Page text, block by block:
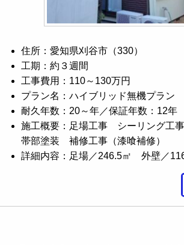
住所：愛知県刈谷市（330）
工期：約３週間
工事費用：110～130万円
プラン名：ハイブリッド無機プラン
耐久年数：20～年／保証年数：12年
施工概要：足場工事 シーリング
帯部塗装 補修工事（漆喰補修）
詳細内容：足場／246.5㎡ 外壁／